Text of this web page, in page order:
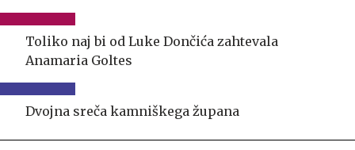
Toliko naj bi od Luke Dončića zahtevala
Anamaria Goltes
Dvojna sreča kamniškega župana